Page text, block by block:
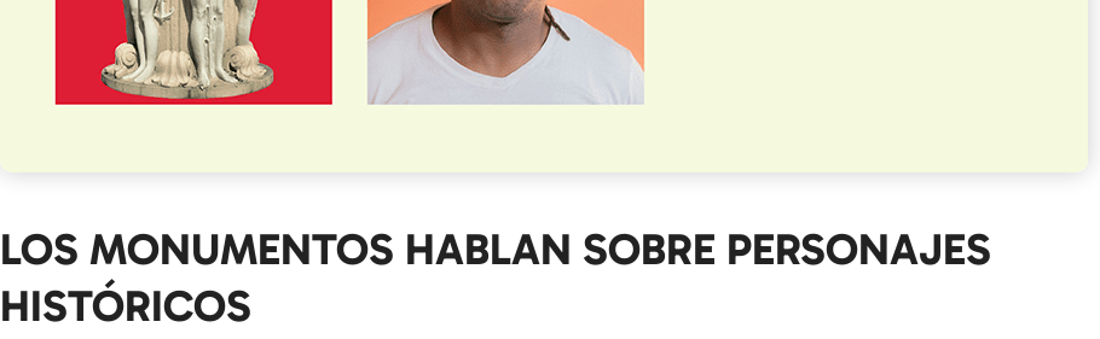
LOS MONUMENTOS HABLAN SOBRE PERSONAJES
HISTÓRICOS